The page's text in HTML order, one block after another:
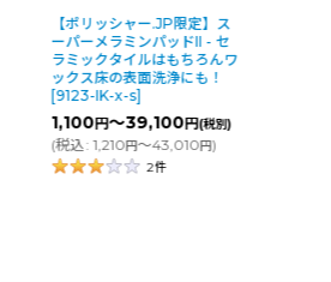
【ポリッシャー.JP限定】ス
ーパーメラミンパッドII - セ
ラミックタイルはもちろんワ
ックス床の表面洗浄にも！
[9123-IK-x-s]
1,100円～39,100円(税別)
(税込: 1,210円～43,010円)
2件